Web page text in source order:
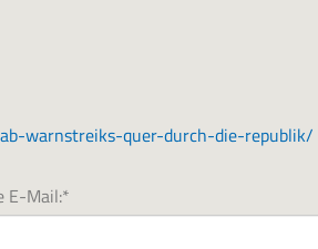
warnstreiks-quer-durch-die-republik/
E-Mail:*